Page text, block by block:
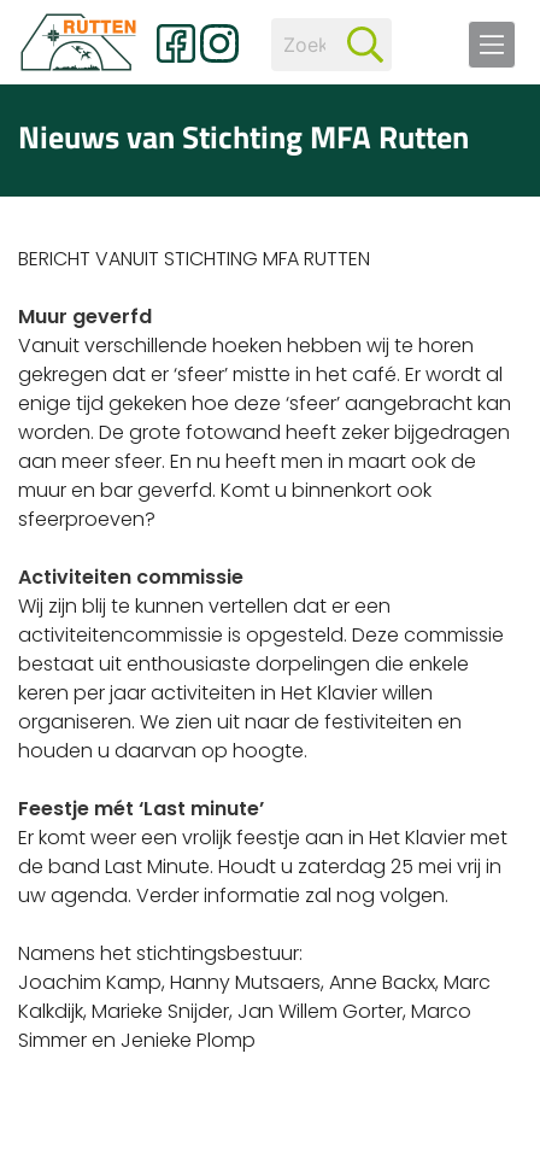
Nieuws van Stichting MFA Rutten
BERICHT VANUIT STICHTING MFA RUTTEN
Muur geverfd
Vanuit verschillende hoeken hebben wij te horen
gekregen dat er ‘sfeer’ mistte in het café. Er wordt al
enige tijd gekeken hoe deze ‘sfeer’ aangebracht kan
worden. De grote fotowand heeft zeker bijgedragen
aan meer sfeer. En nu heeft men in maart ook de
muur en bar geverfd. Komt u binnenkort ook
sfeerproeven?
Activiteiten commissie
Wij zijn blij te kunnen vertellen dat er een
activiteitencommissie is opgesteld. Deze commissie
bestaat uit enthousiaste dorpelingen die enkele
keren per jaar activiteiten in Het Klavier willen
organiseren. We zien uit naar de festiviteiten en
houden u daarvan op hoogte.
Feestje mét ‘Last minute’
Er komt weer een vrolijk feestje aan in Het Klavier met
de band Last Minute. Houdt u zaterdag 25 mei vrij in
uw agenda. Verder informatie zal nog volgen.
Namens het stichtingsbestuur:
Joachim Kamp, Hanny Mutsaers, Anne Backx, Marc
Kalkdijk, Marieke Snijder, Jan Willem Gorter, Marco
Simmer en Jenieke Plomp